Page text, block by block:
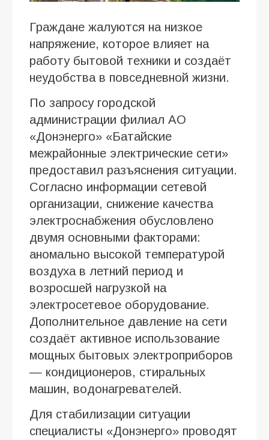
Граждане жалуются на низкое
напряжение, которое влияет на
работу бытовой техники и создаёт
неудобства в повседневной жизни.
По запросу городской
администрации филиал АО
«Донэнерго» «Батайские
межрайонные электрические сети»
предоставил разъяснения ситуации.
Согласно информации сетевой
организации, снижение качества
электроснабжения обусловлено
двумя основными факторами:
аномально высокой температурой
воздуха в летний период и
возросшей нагрузкой на
электросетевое оборудование.
Дополнительное давление на сети
создаёт активное использование
мощных бытовых электроприборов
— кондиционеров, стиральных
машин, водонагревателей.
Для стабилизации ситуации
специалисты «Донэнерго» проводят